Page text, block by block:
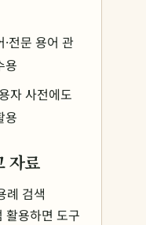
전문 용어 관
용
자 사전에도
용
자료
례 검색
용하면 도구